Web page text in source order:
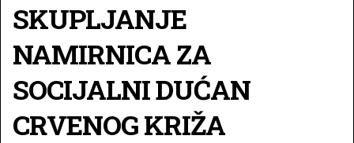
SKUPLJANJE
NAMIRNICA ZA
SOCIJALNI DUĆAN
CRVENOG KRIŽA